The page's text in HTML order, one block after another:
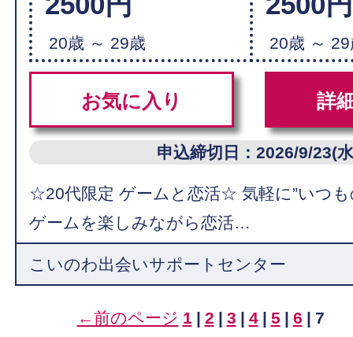
20歳 ～ 29歳 20歳 ～
お気に入り 詳
申込締切日：2026/9/23(
☆20代限定 ゲームと恋活☆ 気軽に”いつも
ゲームを楽しみながら恋活…
こいのわ出会いサポートセンター
←前のページ 1 | 2 | 3 | 4 | 5 | 6 | 7